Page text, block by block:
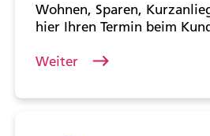
Wohnen, Sparen,
hier Ihren Termin beim
Weiter